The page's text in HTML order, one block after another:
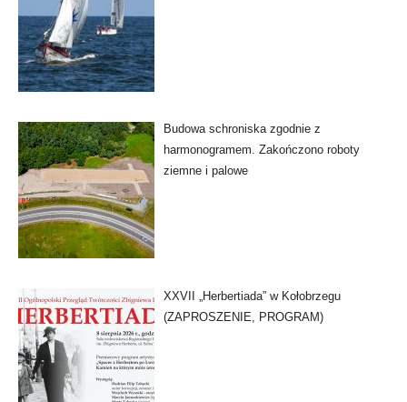
Budowa schroniska zgodnie z
harmonogramem. Zakończono roboty
ziemne i palowe
XXVII „Herbertiada” w Kołobrzegu
(ZAPROSZENIE, PROGRAM)